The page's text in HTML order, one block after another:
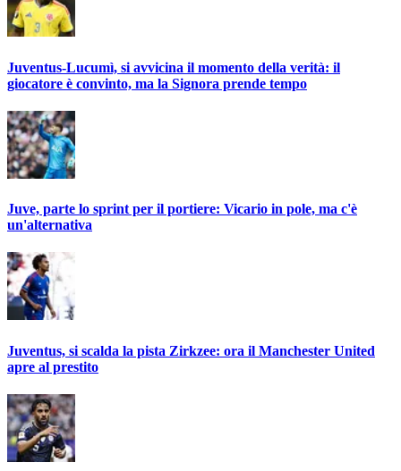
Juventus-Lucumì, si avvicina il momento della verità: il
giocatore è convinto, ma la Signora prende tempo
Juve, parte lo sprint per il portiere: Vicario in pole, ma c'è
un'alternativa
Juventus, si scalda la pista Zirkzee: ora il Manchester United
apre al prestito